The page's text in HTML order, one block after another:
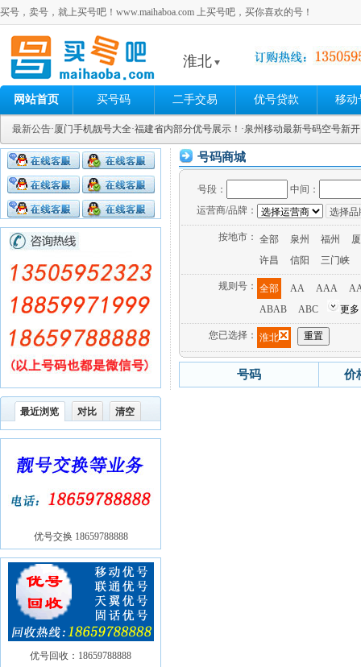
买号，卖号，就上买号吧！www.maihaboa.com 上买号吧，买你喜欢的号！
淮北
网站首页 买号码 二手交易 优号贷款 移动
最新公告·厦门手机靓号大全·福建省内部分优号展示！ ·泉州移动最新号码空号新
最近浏览 对比 清空
优号交换 18659788888
优号回收：18659788888
号码商城
号段：
中间：
运营商/品牌：
按地市： 全部 泉州 福州
许昌
信阳 三门峡
规则号： 全部 AA AAA
ABAB
ABC 更多
您已选择： 淮北
号码 价